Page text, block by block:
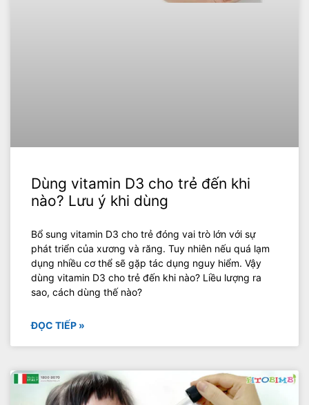
Dùng vitamin D3 cho trẻ đến khi
nào? Lưu ý khi dùng
Bổ sung vitamin D3 cho trẻ đóng vai trò lớn với sự
phát triển của xương và răng. Tuy nhiên nếu quá lạm
dụng nhiều cơ thể sẽ gặp tác dụng nguy hiểm. Vậy
dùng vitamin D3 cho trẻ đến khi nào? Liều lượng ra
sao, cách dùng thế nào?
ĐỌC TIẾP »